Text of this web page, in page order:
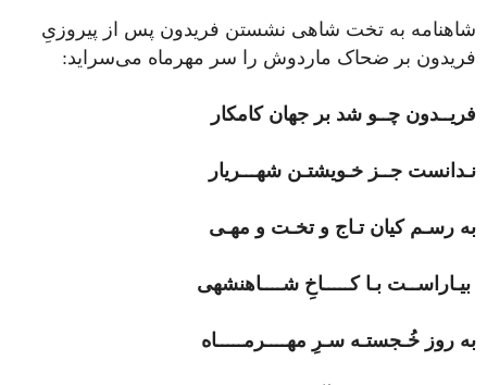
شاهنامه به تخت شاهی نشستن فریدون پس از پیروزیِ
فریدون بر ضحاک ماردوش را سر مهرماه می‌سراید:
فریــدون چــو شد بر جهان کامکار
نـدانست جــز خـویشتـن شهـــریار
به رسـم کیان تـاج و تخـت و مهـی
بیـاراســت بـا کـــــاخِ شــــاهنشهی
به روز خُـجستـه سـرِ مهــــرمـــــاه